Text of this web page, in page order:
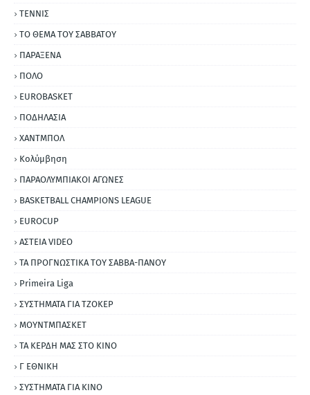
ΤΕΝΝΙΣ
ΤΟ ΘΕΜΑ ΤΟΥ ΣΑΒΒΑΤΟΥ
ΠΑΡΑΞΕΝΑ
ΠΟΛΟ
EUROBASKET
ΠΟΔΗΛΑΣΙΑ
ΧΑΝΤΜΠΟΛ
Κολύμβηση
ΠΑΡΑΟΛΥΜΠΙΑΚΟΙ ΑΓΩΝΕΣ
BASKETBALL CHAMPIONS LEAGUE
EUROCUP
ΑΣΤΕΙΑ VIDEO
ΤΑ ΠΡΟΓΝΩΣΤΙΚΑ ΤΟΥ ΣΑΒΒΑ-ΠΑΝΟΥ
Primeira Liga
ΣΥΣΤΗΜΑΤΑ ΓΙΑ ΤΖΟΚΕΡ
ΜΟΥΝΤΜΠΑΣΚΕΤ
ΤΑ ΚΕΡΔΗ ΜΑΣ ΣΤΟ ΚΙΝΟ
Γ ΕΘΝΙΚΗ
ΣΥΣΤΗΜΑΤΑ ΓΙΑ ΚΙΝΟ